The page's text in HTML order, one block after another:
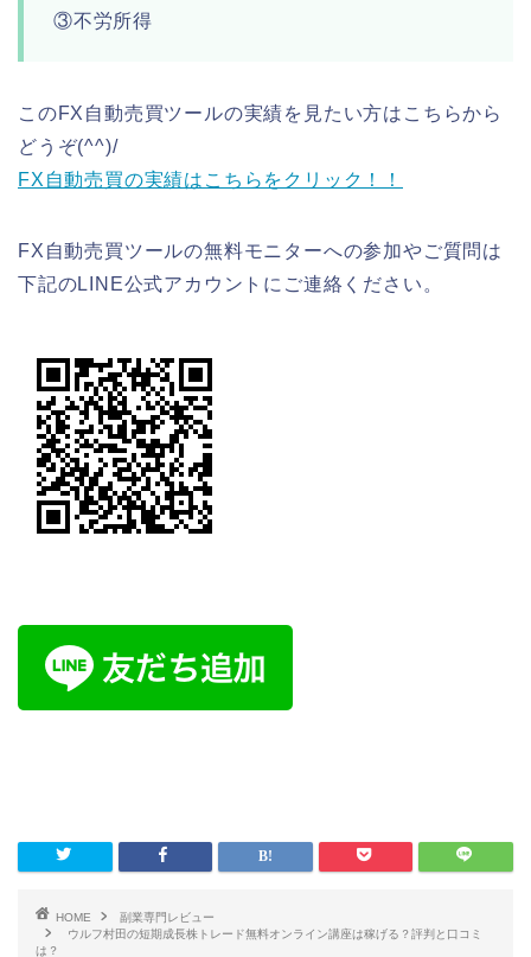
③不労所得
このFX自動売買ツールの実績を見たい方はこちらから
どうぞ(^^)/
FX自動売買の実績はこちらをクリック！！
FX自動売買ツールの無料モニターへの参加やご質問は
下記のLINE公式アカウントにご連絡ください。
HOME
副業専門レビュー
ウルフ村田の短期成長株トレード無料オンライン講座は稼げる？評判と口コミ
は？